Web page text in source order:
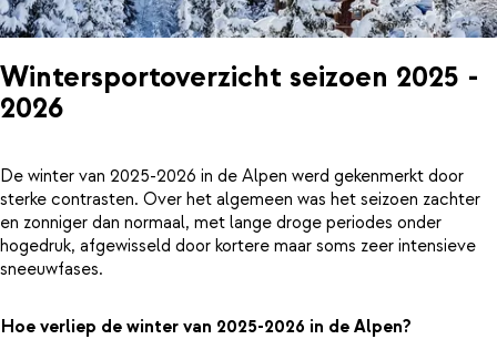
Wintersportoverzicht seizoen 2025 -
2026
De winter van 2025-2026 in de Alpen werd gekenmerkt door
sterke contrasten. Over het algemeen was het seizoen zachter
en zonniger dan normaal, met lange droge periodes onder
hogedruk, afgewisseld door kortere maar soms zeer intensieve
sneeuwfases.
Hoe verliep de winter van 2025-2026 in de Alpen?